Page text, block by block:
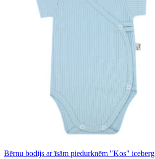
Bērnu bodijs ar īsām piedurknēm "Kos" iceberg